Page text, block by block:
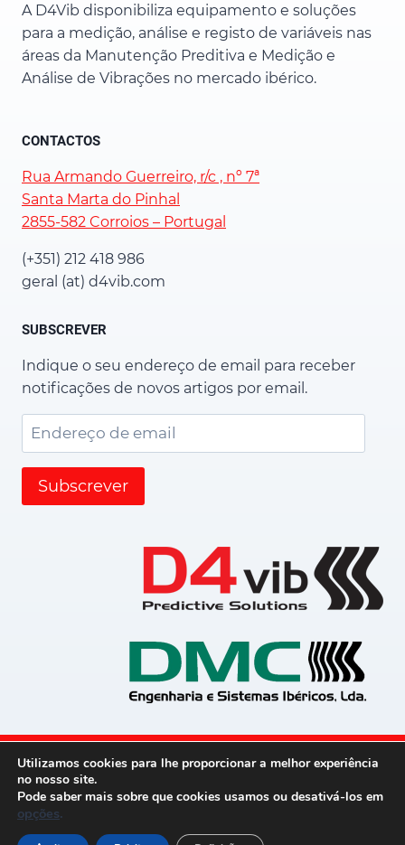
A D4Vib disponibiliza equipamento e soluções
para a medição, análise e registo de variáveis nas
áreas da Manutenção Preditiva e Medição e
Análise de Vibrações no mercado ibérico.
CONTACTOS
Rua Armando Guerreiro, r/c , nº 7ª
Santa Marta do Pinhal
2855-582 Corroios – Portugal
(+351) 212 418 986
geral (at) d4vib.com
SUBSCREVER
Indique o seu endereço de email para receber
notificações de novos artigos por email.
Endereço
de
email
Subscrever
Política de privacidade
Utilizamos cookies para lhe proporcionar a melhor experiência
no nosso site.
Pode saber mais sobre que cookies usamos ou desativá-los em
opções.